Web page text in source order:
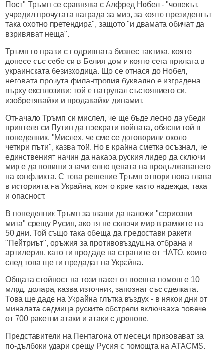
Пост" Тръмп се сравнява с Алфред Нобел - "човекът,
учредил прочутата награда за мир, за която президентът
така охотно претендира", защото "и двамата обичат да
взривяват неща".
Тръмп го прави с подривната бизнес тактика, която
донесе със себе си в Белия дом и която сега прилага в
украинската безизходица. Що се отнася до Нобел,
неговата прочута филантропия буквално е изградена
върху експлозиви: той е натрупал състоянието си,
изобретявайки и продавайки динамит.
Отначало Тръмп си мислел, че ще бъде лесно да убеди
приятеля си Путин да прекрати войната, обясни той в
понеделник. "Мислех, че сме се договорили около
четири пъти", казва той. Но в крайна сметка осъзнал, че
единственият начин да накара руския лидер да сключи
мир е да повиши значително цената на продължаването
на конфликта. С това решение Тръмп отвори нова глава
в историята на Украйна, която крие както надежда, така
и опасност.
В понеделник Тръмп заплаши да наложи "сериозни
мита" срещу Русия, ако тя не сключи мир в рамките на
50 дни. Той също така обеща да предостави ракети
"Пейтриът", оръжия за противовъздушна отбрана и
артилерия, като ги продаде на страните от НАТО, които
след това ще ги предадат на Украйна.
Общата стойност на този пакет от военна помощ е 10
млрд. долара, казва източник, запознат със сделката.
Това ще даде на Украйна глътка въздух - в някои дни от
миналата седмица руските обстрели включваха повече
от 700 ракетни атаки и атаки с дронове.
Представители на Пентагона от месеци призовават за
по-дълбоки удари срещу Русия с помощта на ATACMS.